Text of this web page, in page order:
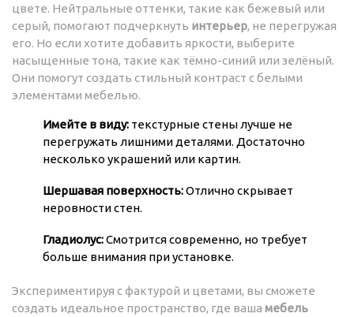
цвете. Нейтральные оттенки, такие как бежевый или
серый, помогают подчеркнуть интерьер, не перегружая
его. Но если хотите добавить яркости, выберите
насыщенные тона, такие как тёмно-синий или зелёный.
Они помогут создать стильный контраст с белыми
элементами мебелью.
Имейте в виду: текстурные стены лучше не
перегружать лишними деталями. Достаточно
несколько украшений или картин.
Шершавая поверхность:Отлично скрывает
неровности стен.
Гладиолус:Смотрится современно, но требует
больше внимания при установке.
Экспериментируя с фактурой и цветами, вы сможете
создать идеальное пространство, где ваша мебель